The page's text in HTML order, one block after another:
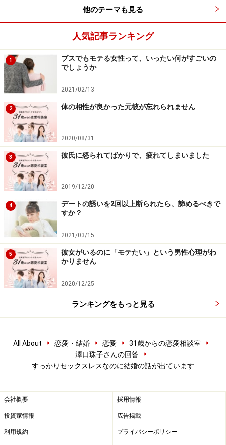
アドバイス1：「セックスレス」なんて当た
り前！
アドバイス1：「セックスレス」なんて当たり前
1年半も付き合っていたら、セックスレスになるのは、
ごくごく自然で普通のことだと思います。
ックスレスの夫婦ばかり。特に子供が生まれた夫婦はそ
うですよ。
セックスレスの定義は、日本性科学会によれば「特別な
事情がないにもかかわらず、カップルの合意した性交あ
るいはセクシュアル・コンタクトが1カ月以上ないこ
と」。たったの1カ月セックスしなかったらセックスレ
スというのは、正直、短いなと思う方も多いのでは。
最近は、性欲が弱い男性も増えていますし、一般的に、
男性は加齢にともないどんどん性欲は落ち着き、対して
女性は増していくといわれています。こればかりはどう
しようもできないですよね、私たちは動物ですから。性
るのがおすすめです（笑）。
「こう悩んでいる」と伝えてみて
それでも悩んでいるのだったら、彼にきちんと相談しま
しょう。たとえ「セックスレス」が普通のことだとして
他のテーマも見る
人気記事ランキング
1
ブスでもモテる女性って、いったい何がすごいの
でしょうか
2021/02/13
2 体の相性が良かった元彼が忘れられません
2020/08/31
3 彼氏に怒られてばかりで、疲れてしまいました
2019/12/20
4
デートの誘いを2回以上断られたら、諦めるべきで
すか？
2021/03/15
5
彼女がいるのに「モテたい」という男性心理がわ
かりません
2020/12/25
ランキングをもっと見る
All About > 恋愛・結婚 > 恋愛 > 31歳からの恋愛相談室
>
澤口珠子さんの回答
>
すっかりセックスレスなのに結婚の話が出ています
会社概要 採用情報
投資家情報 広告掲載
利用規約 プライバシーポリシー